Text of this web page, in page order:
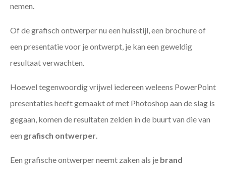
nemen.
Of de grafisch ontwerper nu een huisstijl, een brochure of
een presentatie voor je ontwerpt, je kan een geweldig
resultaat verwachten.
Hoewel tegenwoordig vrijwel iedereen weleens PowerPoint
presentaties heeft gemaakt of met Photoshop aan de slag is
gegaan, komen de resultaten zelden in de buurt van die van
een grafisch ontwerper
Een grafische ontwerper neemt zaken als je brand